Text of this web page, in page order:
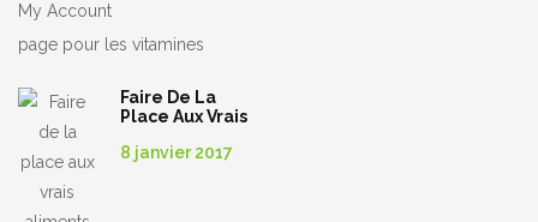
My Account
page pour les vitamines
Faire De La
Place Aux Vrais
8 janvier 2017